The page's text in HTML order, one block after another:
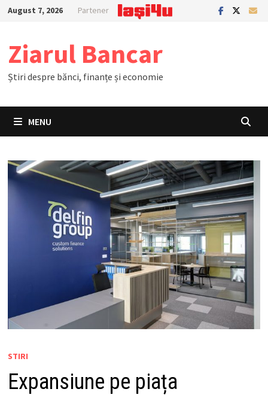
SkipAugust 7, 2026 Partener
Ziarul Bancar
Știri despre bănci, finanțe și economie
MENU
STIRI
Expansiune pe piața